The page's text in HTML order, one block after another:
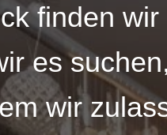
finden
es
wir